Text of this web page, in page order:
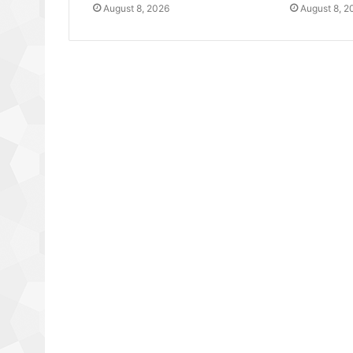
August 8, 2026 August 8,